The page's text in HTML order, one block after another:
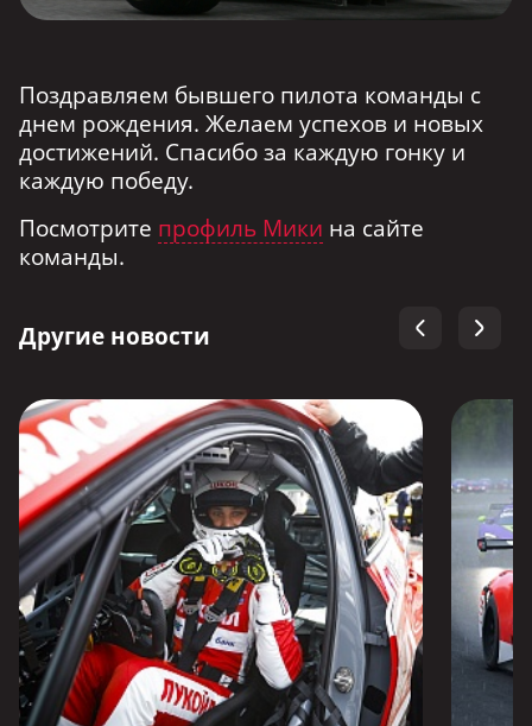
Поздравляем бывшего пилота команды с
днем рождения. Желаем успехов и новых
достижений. Спасибо за каждую гонку и
каждую победу.
Посмотрите профиль Мики на сайте
команды.
Другие новости